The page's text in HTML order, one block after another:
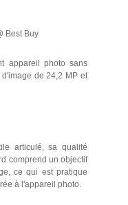
Best Buy
appareil photo sans
de 24,2 MP et
articulé, sa qualité
comprend un objectif
ce qui est pratique
à l'appareil photo.